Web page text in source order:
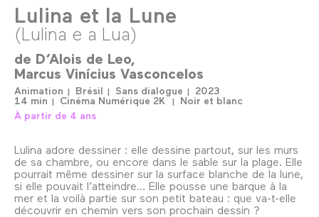
Lulina et la Lune
(Lulina e a Lua)
de D’Alois de Leo
Marcus Vinícius Vasconcelos
Animation Brésil Sans dialogue
2023
14 min
Cinéma Numérique 2K
Noir et blanc
À partir de 4 ans
Lulina adore dessiner : elle dessine partout, sur les murs
de sa chambre, ou encore dans le sable sur la plage. Elle
pourrait même dessiner sur la surface blanche de la lune,
si elle pouvait l’atteindre… Elle pousse une barque à la
mer et la voilà partie sur son petit bateau : que va-t-elle
découvrir en chemin vers son prochain dessin ?